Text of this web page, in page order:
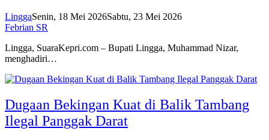
LinggaSenin, 18 Mei 2026Sabtu, 23 Mei 2026
Febrian SR
Lingga, SuaraKepri.com – Bupati Lingga, Muhammad Nizar,
menghadiri…
Dugaan Bekingan Kuat di Balik Tambang
Ilegal Panggak Darat